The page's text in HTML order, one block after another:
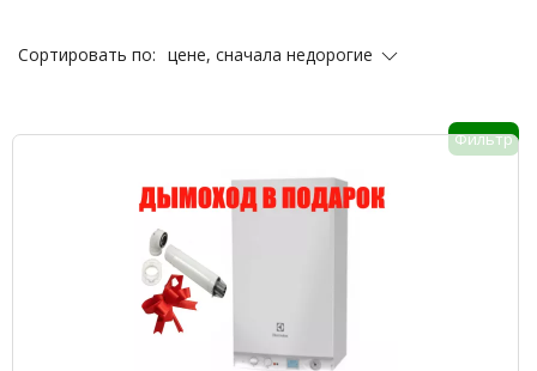
Сортировать по: цене, сначала недорогие
Фильтр